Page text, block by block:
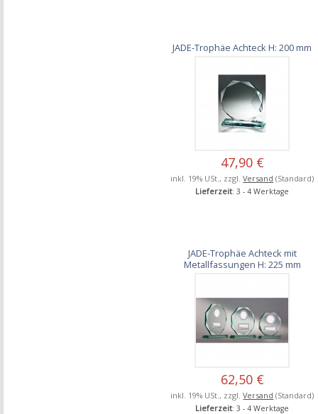
JADE-Trophäe Achteck H: 200 mm
47,90 €
inkl. 19% USt., zzgl.Versand (Standard)
Lieferzeit: 3 - 4 Werktage
JADE-Trophäe Achteck mit
Metallfassungen H: 225 mm
62,50 €
inkl. 19% USt., zzgl.Versand (Standard)
Lieferzeit: 3 - 4 Werktage